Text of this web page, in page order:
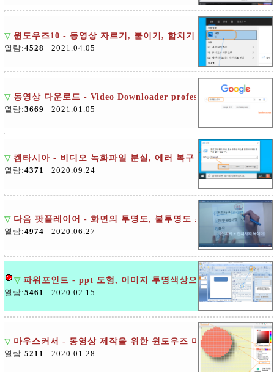
▽ 윈도우즈10 - 동영상 자르기, 붙이기, 합치기
열람:4528 2021.04.05
▽ 동영상 다운로드 - Video Downloader professional
열람:3669 2021.01.05
▽ 켐타시아 - 비디오 녹화파일 분실, 에러 복구
열람:4371 2020.09.24
▽ 다음 팟플레이어 - 화면의 투명도, 불투명도 조절하기
열람:4974 2020.06.27
▽ 파워포인트 - ppt 도형, 이미지 투명색상으로 채우기
열람:5461 2020.02.15
▽ 마우스커서 - 동영상 제작을 위한 윈도우즈 마우스 커서 만들기
열람:5211 2020.01.28